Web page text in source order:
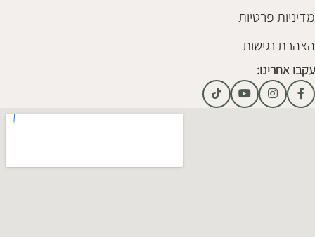
מדיניות פרטיות
הצהרת נגישות
עקבו אחרינו: